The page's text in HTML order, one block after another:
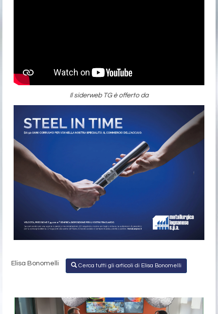
Il siderweb TG è offerto da
Elisa Bonomelli Cerca tutti gli articoli di Elisa Bonomelli